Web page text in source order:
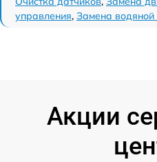
управления, Замена
Акции